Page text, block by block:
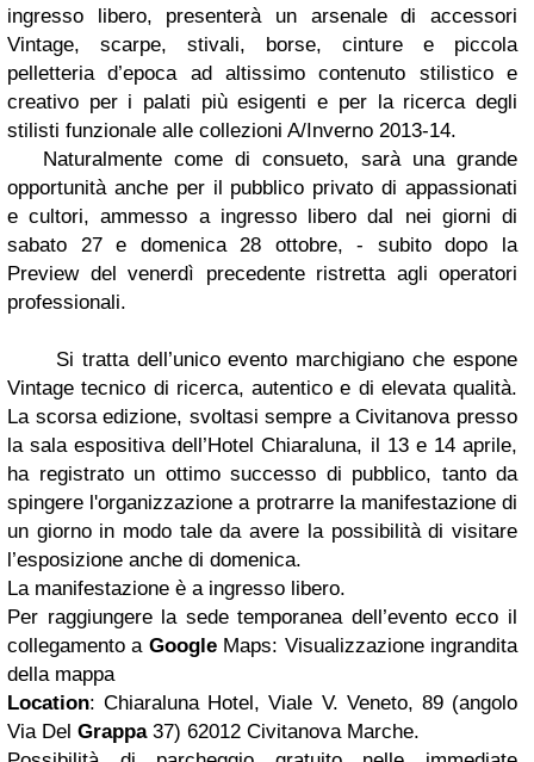
ingresso libero, presenterà un arsenale di accessori
Vintage, scarpe, stivali, borse, cinture e piccola
pelletteria d’epoca ad altissimo contenuto stilistico e
creativo per i palati più esigenti e per la ricerca degli
stilisti funzionale alle collezioni A/Inverno 2013-14.
Naturalmente come di consueto, sarà una grande
opportunità anche per il pubblico privato di appassionati
e cultori, ammesso a ingresso libero dal nei giorni di
sabato 27 e domenica 28 ottobre, - subito dopo la
Preview del venerdì precedente ristretta agli operatori
professionali.
Si tratta dell’unico evento marchigiano che espone
Vintage tecnico di ricerca, autentico e di elevata qualità.
La scorsa edizione, svoltasi sempre a Civitanova presso
la sala espositiva dell’Hotel Chiaraluna, il 13 e 14 aprile,
ha registrato un ottimo successo di pubblico, tanto da
spingere l'organizzazione a protrarre la manifestazione di
un giorno in modo tale da avere la possibilità di visitare
l’esposizione anche di domenica.
La manifestazione è a ingresso libero.
Per raggiungere la sede temporanea dell’evento ecco il
collegamento a GoogleMaps: Visualizzazione ingrandita
della mappa
Location: Chiaraluna Hotel, Viale V. Veneto, 89 (angolo
Via Del Grappa37) 62012 Civitanova Marche.